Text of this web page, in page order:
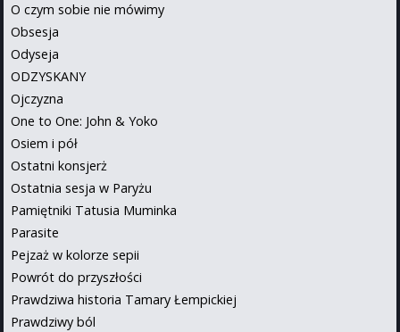
O czym sobie nie mówimy
Obsesja
Odyseja
ODZYSKANY
Ojczyzna
One to One: John & Yoko
Osiem i pół
Ostatni konsjerż
Ostatnia sesja w Paryżu
Pamiętniki Tatusia Muminka
Parasite
Pejzaż w kolorze sepii
Powrót do przyszłości
Prawdziwa historia Tamary Łempickiej
Prawdziwy ból